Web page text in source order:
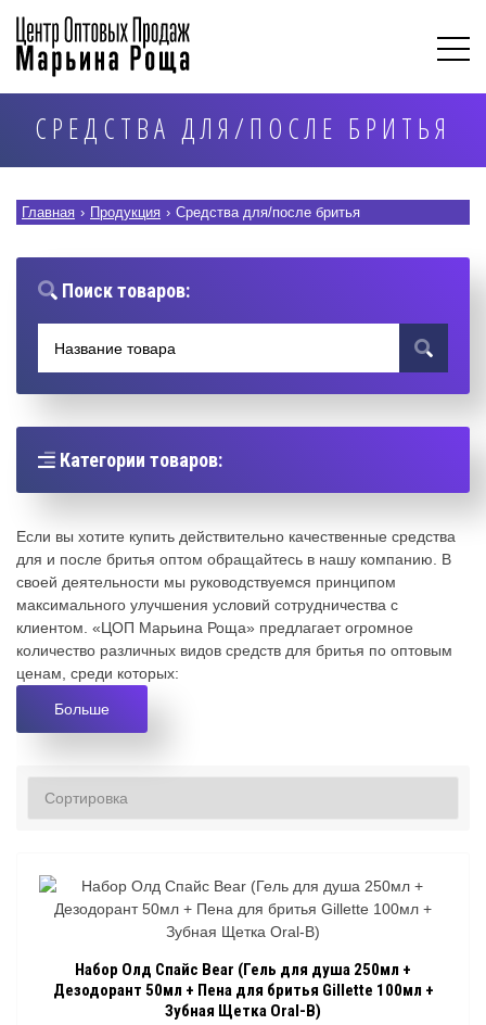
СРЕДСТВА ДЛЯ/ПОСЛЕ БРИТЬЯ
Главная › Продукция › Средства для/после бритья
Поиск товаров:
Категории товаров:
Если вы хотите купить действительно качественные средства
для и после бритья оптом обращайтесь в нашу компанию. В
своей деятельности мы руководствуемся принципом
максимального улучшения условий сотрудничества с
клиентом. «ЦОП Марьина Роща» предлагает огромное
количество различных видов средств для бритья по оптовым
ценам, среди которых:
Больше
Набор Олд Спайс Bear (Гель для душа 250мл +
Дезодорант 50мл + Пена для бритья Gillette 100мл +
Зубная Щетка Oral-B)